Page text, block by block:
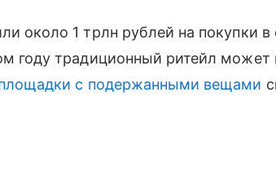
около 1 трлн рублей на покупки
году традиционный ритейл может
с подержанными вещами